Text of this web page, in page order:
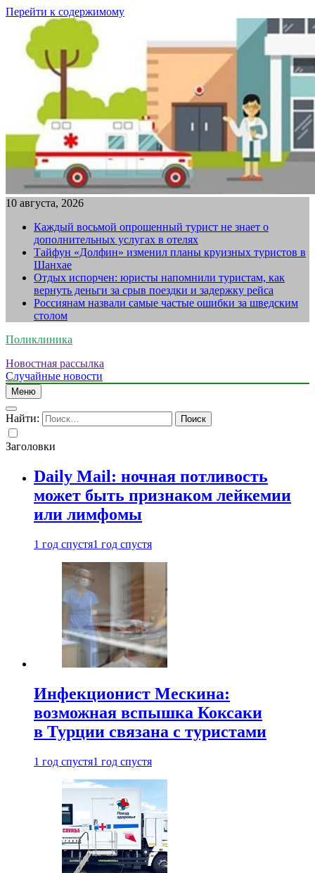
Перейти к содержимому
10 августа, 2026
Каждый восьмой опрошенный турист не знает о
дополнительных услугах в отелях
Тайфун «Долфин» изменил планы круизных туристов в
Шанхае
Отдых испорчен: юристы напомнили туристам, как
вернуть деньги за срыв поездки и задержку рейса
Россиянам назвали самые частые ошибки за шведским
столом
Поликлиника
Новостная рассылка
Случайные новости
Меню
Найти:
Заголовки
Daily Mail: ночная потливость
может быть признаком лейкемии
или лимфомы
1 год спустя1 год спустя
Инфекционист Мескина:
возможная вспышка Коксаки
в Турции связана с туристами
1 год спустя1 год спустя